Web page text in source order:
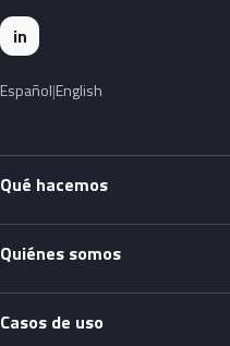
in
Español English
Qué hacemos
Quiénes somos
Casos de uso